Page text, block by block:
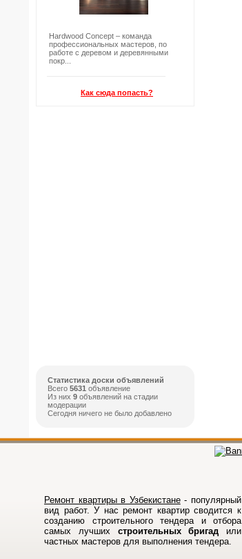
Hardwood Concept – команда
профессиональных мастеров, по
работе с деревом и деревянными
покр...
Как сюда попасть?
Статистика доски объявлений
Всего 5631 объявление
Из них 9 объявлений на стадии
модерации
Сегодня ничего не было добавлено
Ремонт квартиры в Узбекистане- популярный
вид работ. У нас ремонт квартир сводится к
созданию строительного тендера и отбора
самых лучших строительных бригад или
частных мастеров для выполнения тендера.